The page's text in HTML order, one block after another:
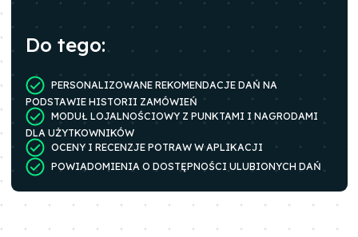
Do tego:
PERSONALIZOWANE REKOMENDACJE DAŃ NA
PODSTAWIE HISTORII ZAMÓWIEŃ
MODUŁ LOJALNOŚCIOWY Z PUNKTAMI I NAGRODAMI
DLA UŻYTKOWNIKÓW
OCENY I RECENZJE POTRAW W APLIKACJI
POWIADOMIENIA O DOSTĘPNOŚCI ULUBIONYCH DAŃ